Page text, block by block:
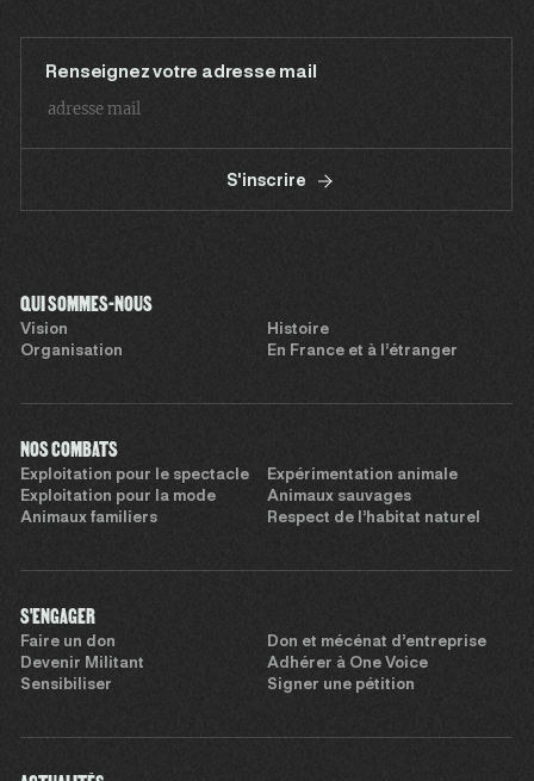
Renseignez votre adresse mail
S'inscrire
QUI SOMMES-NOUS
Vision
Histoire
Organisation
En France et à l’étranger
NOS COMBATS
Exploitation pour le spectacle
Expérimentation animale
Exploitation pour la mode
Animaux sauvages
Animaux familiers
Respect de l’habitat naturel
S'ENGAGER
Faire un don
Don et mécénat d’entreprise
Devenir Militant
Adhérer à One Voice
Sensibiliser
Signer une pétition